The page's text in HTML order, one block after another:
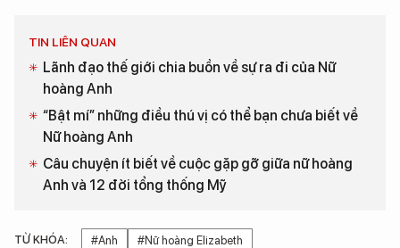
TIN LIÊN QUAN
Lãnh đạo thế giới chia buồn về sự ra đi của Nữ
hoàng Anh
“Bật mí” những điều thú vị có thể bạn chưa biết về
Nữ hoàng Anh
Câu chuyện ít biết về cuộc gặp gỡ giữa nữ hoàng
Anh và 12 đời tổng thống Mỹ
TỪ KHÓA: #Anh #Nữ hoàng Elizabeth